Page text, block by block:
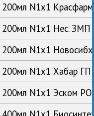
N1x1
200мл N1x1 Нес.
N1x1
200мл N1x1 Хабар
N1x1 Эском